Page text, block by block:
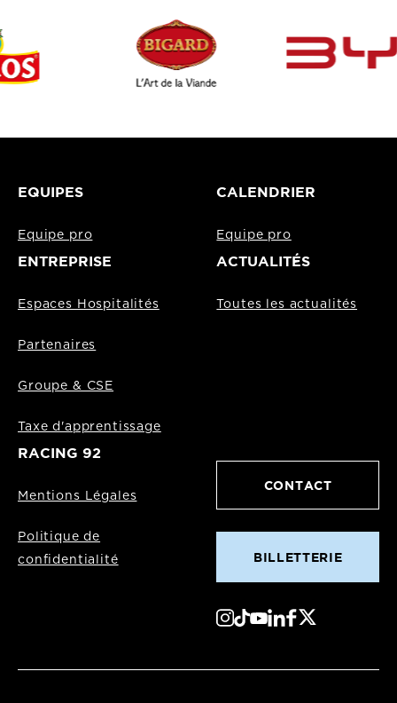
EQUIPES
Equipe pro
CALENDRIER
Equipe pro
ENTREPRISE
Espaces Hospitalités
Partenaires
Groupe & CSE
Taxe d'apprentissage
ACTUALITÉS
Toutes les actualités
RACING 92
Mentions Légales
Politique de
confidentialité
CONTACT
BILLETTERIE